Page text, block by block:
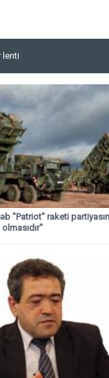
lenti
"Patriot" raketi